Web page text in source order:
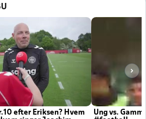
efter Eriksen? Hvem
Ung vs.